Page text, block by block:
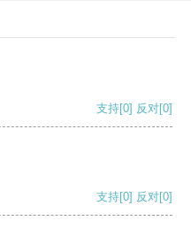
支持[0] 反对[0]
支持[0] 反对[0]